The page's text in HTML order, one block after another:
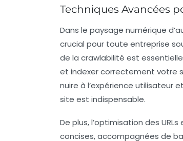
Techniques Avancées
Dans le paysage numérique
crucial pour toute entreprise
de la crawlabilité est
et indexer correctement votre
nuire à l’expérience utilisateur
site est indispensable.
De plus, l’optimisation des URLs
concises, accompagnées de